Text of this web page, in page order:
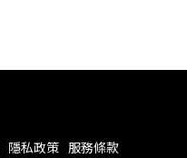
隱私政策 服務條款